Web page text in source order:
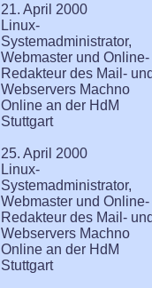
21. April 2000
Linux-
Systemadministrator,
Webmaster und Online-
Redakteur des Mail-
Webservers Machno
Online an der HdM
Stuttgart
25. April 2000
Linux-
Systemadministrator,
Webmaster und Online-
Redakteur des Mail-
Webservers Machno
Online an der HdM
Stuttgart